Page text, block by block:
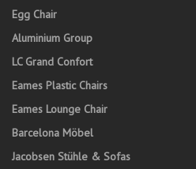
Egg Chair
Aluminium Group
LC Grand Confort
Eames Plastic Chairs
Eames Lounge Chair
Barcelona Möbel
Jacobsen Stühle & Sofas